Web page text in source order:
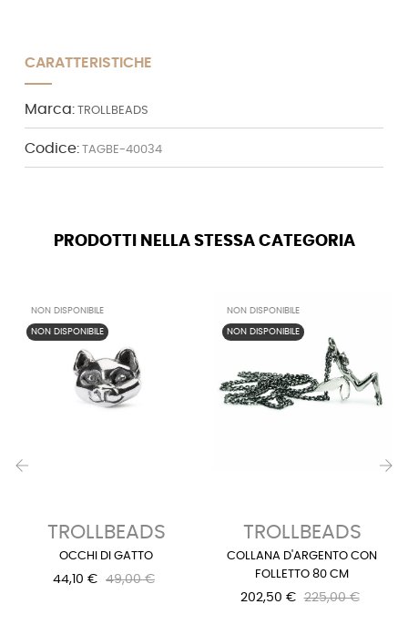
CARATTERISTICHE
Marca: TROLLBEADS
Codice: TAGBE-40034
PRODOTTI NELLA STESSA CATEGORIA
NON DISPONIBILE
NON DISPONIBILE
TROLLBEADS
OCCHI DI GATTO
44,10 € 49,00 €
NON DISPONIBILE
NON DISPONIBILE
TROLLBEADS
COLLANA D'ARGENTO CON
FOLLETTO 80 CM
202,50 € 225,00 €